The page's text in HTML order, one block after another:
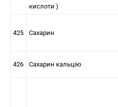
кислоти )
425 Сахарин
426 Сахарин кальцію